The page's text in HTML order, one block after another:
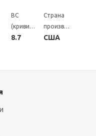
BC
(кривизна)
8.7
Страна
производитель
США